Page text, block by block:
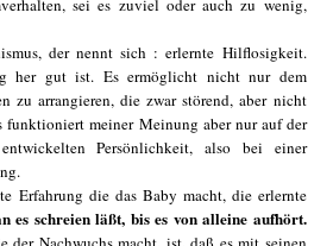
der nennt sich : erlernte Hilflosigkeit.
her gut ist. Es ermöglicht nicht nur dem
zu arrangieren, die zwar störend, aber nicht
funktioniert meiner Meinung aber nur auf der
Persönlichkeit, also bei einer
Erfahrung die das Baby macht, die erlernte
es schreien läßt, bis es von alleine aufhört.